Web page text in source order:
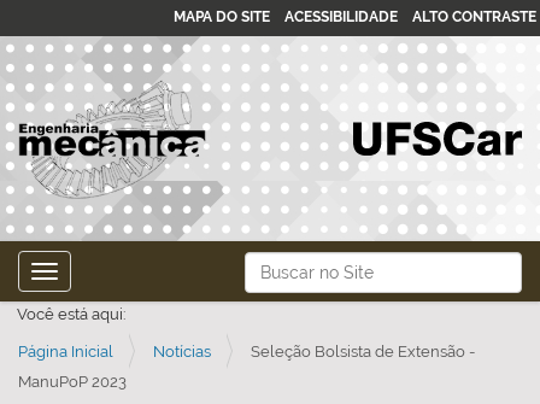
Busca
Busca Avançada…
MAPA DO SITE ACESSIBILIDADE ALTO CONTRASTE
Toggle navigation
Você está aqui:
Página Inicial Notícias
Seleção Bolsista de Extensão -
ManuPoP 2023